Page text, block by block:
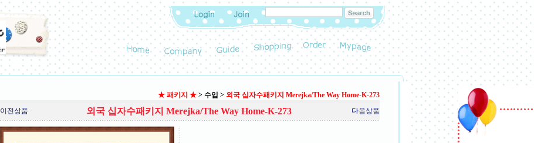
★ 패키지 ★ > 수입 > 외국 십자수패키지 Merejka/The Way Home-K-273
이전상품
외국 십자수패키지 Merejka/The Way Home-K-273 다음상품